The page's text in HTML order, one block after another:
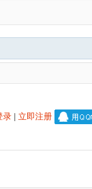
录| 立即注册